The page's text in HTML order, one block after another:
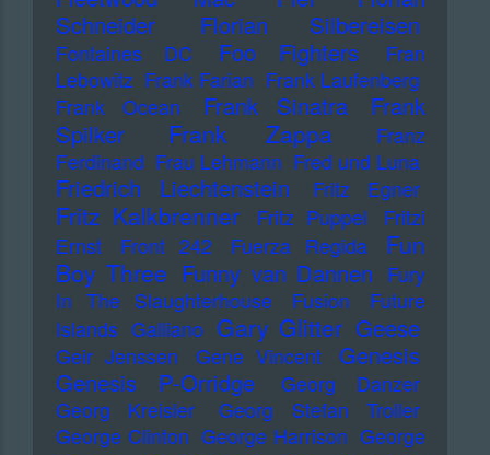
Schneider
Florian Silbereisen
Fontaines DC Foo Fighters
Fran
Lebowitz Frank Farian Frank Laufenberg
Frank Ocean
Frank Sinatra
Frank
Spilker
Frank Zappa
Franz
Ferdinand Frau Lehmann Fred und Luna
Friedrich Liechtenstein Fritz Egner
Fritz Kalkbrenner Fritz Puppel
Fritzi
Ernst
Front 242 Fuerza Regida
Fun
Boy Three Funny van Dannen Fury
In The Slaughterhouse
Fusion
Future
Islands Galliano Gary Glitter Geese
Geir Jenssen Gene Vincent
Genesis
Genesis P-Orridge
Georg Danzer
Georg Kreisler
Georg Stefan Troller
George Clinton George Harrison George